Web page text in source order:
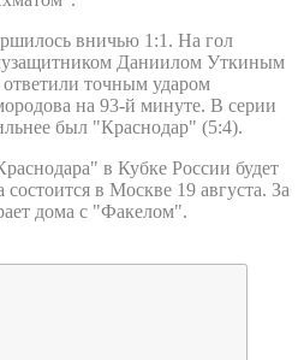
вничью 1:1. На гол
Даниилом Уткиным
точным ударом
на 93-й минуте. В серии
был "Краснодар" (5:4).
в Кубке России будет
в Москве 19 августа. За
дома с "Факелом".